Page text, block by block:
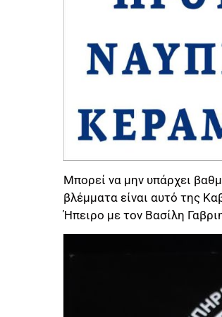
Μπορεί να μην υπάρχει
βλέμματα είναι αυτό της
Ήπειρο με τον Βασίλη